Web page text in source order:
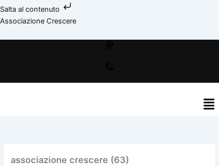
Salta al contenuto
Vai
al
Associazione Crescere
associazione crescere (63)
facebook
instagram
youtube
spotify
bebo